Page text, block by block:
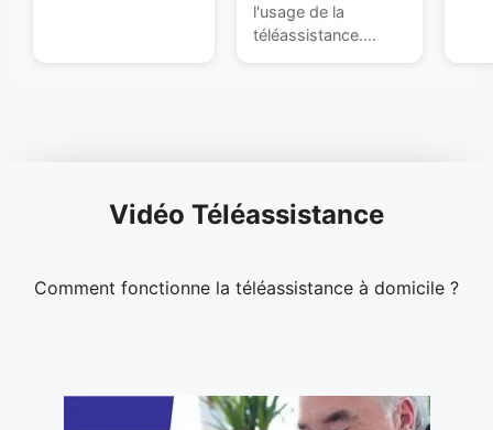
l'usage de la
téléassistance....
Vidéo Téléassistance
Comment fonctionne la téléassistance à domicile ?